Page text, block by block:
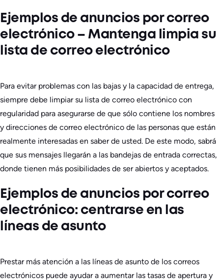
Ejemplos de anuncios por correo
electrónico – Mantenga limpia su
lista de correo electrónico
Para evitar problemas con las bajas y la capacidad de entrega,
siempre debe limpiar su lista de correo electrónico con
regularidad para asegurarse de que sólo contiene los nombres
y direcciones de correo electrónico de las personas que están
realmente interesadas en saber de usted. De este modo, sabrá
que sus mensajes llegarán a las bandejas de entrada correctas,
donde tienen más posibilidades de ser abiertos y aceptados.
Ejemplos de anuncios por correo
electrónico: centrarse en las
líneas de asunto
Prestar más atención a las líneas de asunto de los correos
electrónicos puede ayudar a aumentar las tasas de apertura y